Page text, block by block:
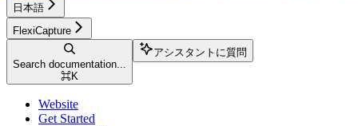
日本語
FlexiCapture
Search documentation...
⌘K
アシスタントに質問
Website
Get Started